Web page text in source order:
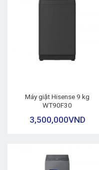
Máy giặt Hisense 9 kg
WT90F30
3,500,000VND